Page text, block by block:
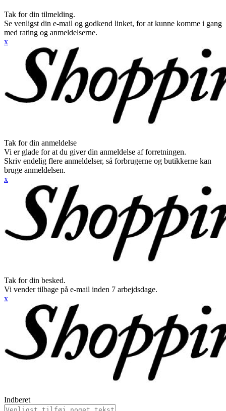
Tak for din tilmelding.
Se venligst din e-mail og godkend linket, for at kunne komme i gang
med rating og anmeldelserne.
x
Tak for din anmeldelse
Vi er glade for at du giver din anmeldelse af forretningen.
Skriv endelig flere anmeldelser, så forbrugerne og butikkerne kan
bruge anmeldelsen.
x
Tak for din besked.
Vi vender tilbage på e-mail inden 7 arbejdsdage.
x
Indberet